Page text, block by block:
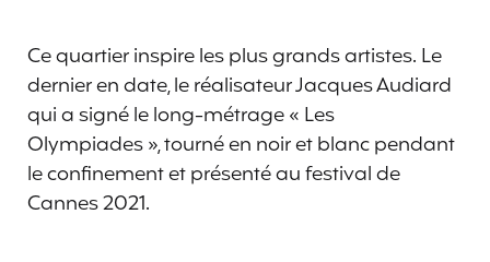
Ce quartier inspire les plus grands artistes. Le
dernier en date, le réalisateur Jacques Audiard
qui a signé le long-métrage « Les
Olympiades », tourné en noir et blanc pendant
le confinement et présenté au festival de
Cannes 2021.